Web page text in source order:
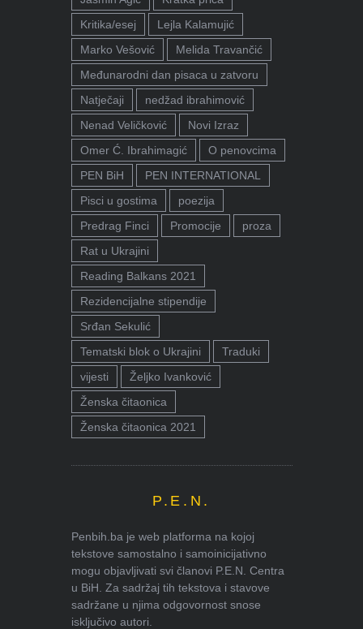
Kritika/esej
Lejla Kalamujić
Marko Vešović
Melida Travančić
Međunarodni dan pisaca u zatvoru
Natječaji
nedžad ibrahimović
Nenad Veličković
Novi Izraz
Omer Ć. Ibrahimagić
O penovcima
PEN BiH
PEN INTERNATIONAL
Pisci u gostima
poezija
Predrag Finci
Promocije
proza
Rat u Ukrajini
Reading Balkans 2021
Rezidencijalne stipendije
Srđan Sekulić
Tematski blok o Ukrajini
Traduki
vijesti
Željko Ivanković
Ženska čitaonica
Ženska čitaonica 2021
P.E.N.
Penbih.ba je web platforma na kojoj
tekstove samostalno i samoinicijativno
mogu objavljivati svi članovi P.E.N. Centra
u BiH. Za sadržaj tih tekstova i stavove
sadržane u njima odgovornost snose
isključivo autori.